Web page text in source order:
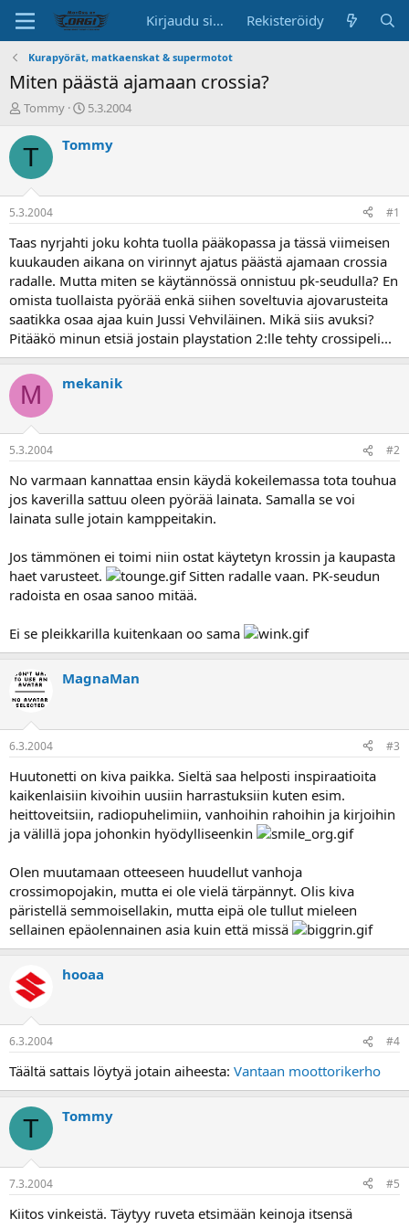
Kirjaudu sisään Rekisteröidy
Kurapyörät, matkaenskat & supermotot
Miten päästä ajamaan crossia?
K
s
k
s
t
e
l
n
a
l
o
i
t
t
a
j
a
Tommy
A
o
p
ä
v
ä
5.3.2004
T Tommy
5.3.2004 #1
Taas nyrjahti joku kohta tuolla pääkopassa ja tässä viimeisen
kuukauden aikana on virinnyt ajatus päästä ajamaan crossia
radalle. Mutta miten se käytännössä onnistuu pk-seudulla? En
omista tuollaista pyörää enkä siihen soveltuvia ajovarusteita
saatikka osaa ajaa kuin Jussi Vehviläinen. Mikä siis avuksi?
Pitääkö minun etsiä jostain playstation 2:lle tehty crossipeli...
M mekanik
5.3.2004 #2
No varmaan kannattaa ensin käydä kokeilemassa tota touhua
jos kaverilla sattuu oleen pyörää lainata. Samalla se voi
lainata sulle jotain kamppeitakin.
Jos tämmönen ei toimi niin ostat käytetyn krossin ja kaupasta
haet varusteet.
Sitten radalle vaan. PK-seudun
radoista en osaa sanoo mitää.
Ei se pleikkarilla kuitenkaan oo sama
MagnaMan
6.3.2004 #3
Huutonetti on kiva paikka. Sieltä saa helposti inspiraatioita
kaikenlaisiin kivoihin uusiin harrastuksiin kuten esim.
heittoveitsiin, radiopuhelimiin, vanhoihin rahoihin ja kirjoihin
ja välillä jopa johonkin hyödylliseenkin
Olen muutamaan otteeseen huudellut vanhoja
crossimopojakin, mutta ei ole vielä tärpännyt. Olis kiva
päristellä semmoisellakin, mutta eipä ole tullut mieleen
sellainen epäolennainen asia kuin että missä
hooaa
6.3.2004 #4
Täältä sattais löytyä jotain aiheesta: Vantaan moottorikerho
T Tommy
7.3.2004 #5
Kiitos vinkeistä. Täytyy ruveta etsimään keinoja itsensä